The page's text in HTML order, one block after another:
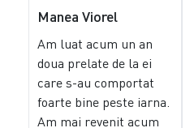
Manea Viorel
Am luat acum un an
doua prelate de la ei
care s-au comportat
foarte bine peste iarna.
Am mai revenit acum